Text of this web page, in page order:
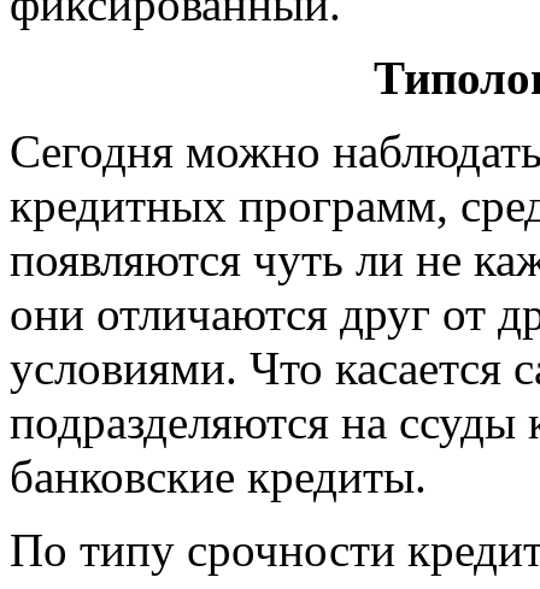
Сегодня можно
кредитных программ,
появляются чуть ли не
они отличаются друг от
условиями. Что касается
подразделяются на
банковские кредиты.
По типу срочности